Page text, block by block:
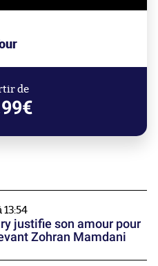
de
justifie son amour pour
Zohran Mamdani